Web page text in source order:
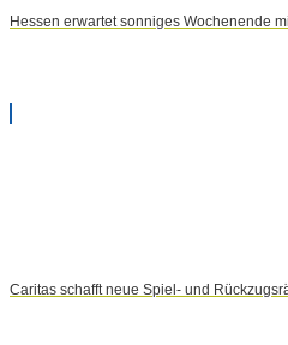
Hessen erwartet sonniges Wochenende
Caritas schafft neue Spiel- und